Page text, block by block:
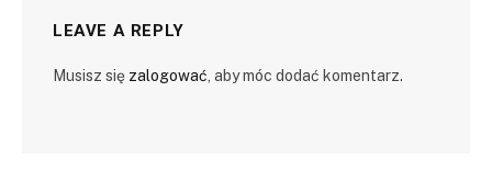
LEAVE A REPLY
Musisz się zalogować , aby móc dodać komentarz.